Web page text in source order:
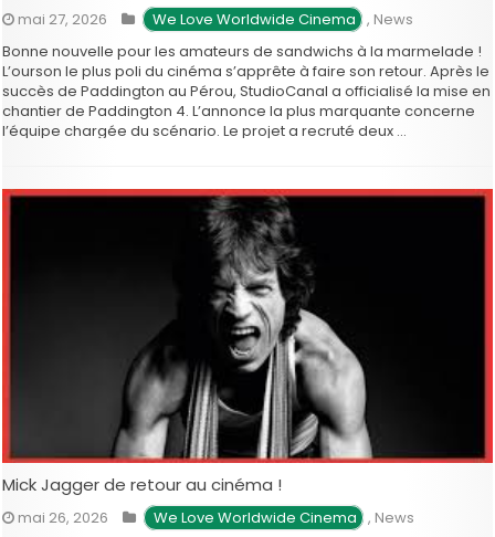
mai 27, 2026 We Love Worldwide Cinema , News
Bonne nouvelle pour les amateurs de sandwichs à la marmelade !
L’ourson le plus poli du cinéma s’apprête à faire son retour. Après le
succès de Paddington au Pérou, StudioCanal a officialisé la mise en
chantier de Paddington 4. L’annonce la plus marquante concerne
l’équipe chargée du scénario. Le projet a recruté deux …
Mick Jagger de retour au cinéma !
mai 26, 2026 We Love Worldwide Cinema , News